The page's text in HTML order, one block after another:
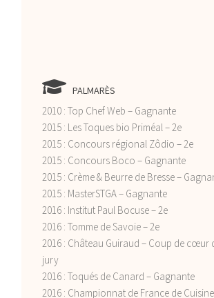
PALMARÈS
2010 : Top Chef Web – Gagnante
2015 : Les Toques bio Priméal – 2e
2015 : Concours régional Zôdio – 2e
2015 : Concours Boco – Gagnante
2015 : Crème & Beurre de Bresse –
2015 : MasterSTGA – Gagnante
2016 : Institut Paul Bocuse – 2e
2016 : Tomme de Savoie – 2e
2016 : Château Guiraud – Coup de cœur
jury
2016 : Toqués de Canard – Gagnante
2016 : Championnat de France de Cuisine